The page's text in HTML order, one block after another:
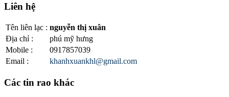
Liên hệ
Tên liên lạc : nguyễn thị xuân
Địa chỉ :
phú mỹ hưng
Mobile :
0917857039
Email : khanhxuankhl@gmail.com
Các tin rao khác